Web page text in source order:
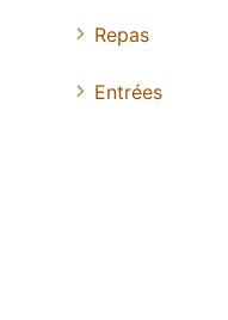
Repas
Entrées